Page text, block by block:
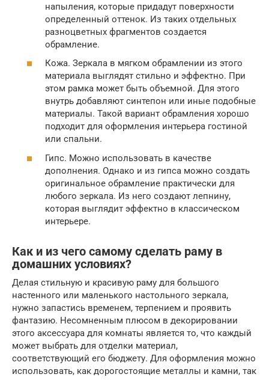
напыления, которые придадут поверхности
определенный оттенок. Из таких отдельных
разноцветных фрагментов создается
обрамление.
Кожа. Зеркала в мягком обрамлении из этого
материала выглядят стильно и эффектно. При
этом рамка может быть объемной. Для этого
внутрь добавляют синтепон или иные подобные
материалы. Такой вариант обрамления хорошо
подходит для оформления интерьера гостиной
или спальни.
Гипс. Можно использовать в качестве
дополнения. Однако и из гипса можно создать
оригинальное обрамление практически для
любого зеркала. Из него создают лепнину,
которая выглядит эффектно в классическом
интерьере.
Как и из чего самому сделать раму в
домашних условиях?
Делая стильную и красивую раму для большого
настенного или маленького настольного зеркала,
нужно запастись временем, терпением и проявить
фантазию. Несомненным плюсом в декорировании
этого аксессуара для комнаты является то, что каждый
может выбрать для отделки материал,
соответствующий его бюджету. Для оформления можно
использовать, как дорогостоящие металлы и камни, так